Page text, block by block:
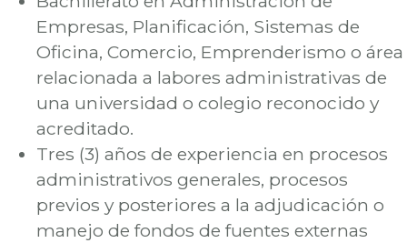
Empresas, Planificación, Sistemas de
Oficina, Comercio, Emprenderismo o área
relacionada a labores administrativas de
una universidad o colegio reconocido y
acreditado.
Tres (3) años de experiencia en procesos
administrativos generales, procesos
previos y posteriores a la adjudicación o
manejo de fondos de fuentes externas